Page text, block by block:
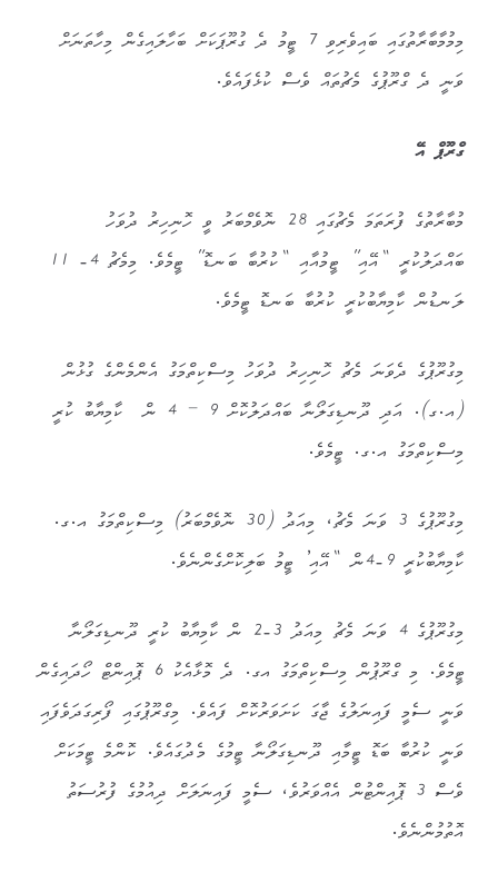
މިމުމާބާރާތުގައި ބައިވެރިވި 7 ޓީމު ދެ ގުރޫޕަކަށް ބަހާލައިގެން މިހާތަނަށް
ވަނީ ދެ ގްރޫޕުގެ މެޗުތައް ވެސް ކުޅެފައެވެ.
ގްރޫޕް އޭ
މުބާރާތުގެ ފުރަތަމަ މެޗުގައި 28 ނޮވެމްބަރު ވީ ހޮނިހިރު ދުވަހު
ބައްދަލުކުރީ “އޭއި” ޓީމުއާއި “ކުރުބާ ބަނޑޮ” ޓީމެވެ. މިމެޗު 4- 11
ލަނޑުން ކާމިޔާބުކުރީ ކުރުބާ ބަނޑޮ ޓީމެވެ.
މިގުރޫޕުގެ ދެވަނަ މެޗު ހޮނިހިރު ދުވަހު މިސްކިތްމަގު އެންމެންގެ ގުޅުން
(އ.ގ). އަދި ދޫނޑިގަލޯނާ ބައްދަލުކޮށް 9 – 4 ން ކާމިޔާބު ކުރީ
މިސްކިތްމަގު އ.ގ. ޓީމެވެ.
މިގުރޫޕުގެ 3 ވަނަ މެޗު، މިއަދު (30 ނޮވެމްބަރު) މިސްކިތްމަގު އ.ގ.
ކާމިޔާބުކުރީ 9-4ން “އޭއި’ ޓީމު ބަލިކޮށްގެންނެވެ.
މިގުރޫޕުގެ 4 ވަނަ މެޗު މިއަދު 3-2 ން ކާމިޔާބު ކުރީ ދޫނޑިގަލޯނާ
ޓީމެވެ. މި ގްރޫޕުން މިސްކިތްމަގު އގ. ދެ މޮޅާއެކު 6 ޕޮއިންޓް ހޯދައިގެން
ވަނީ ސެމީ ފައިނަލުގެ ޖާގަ ކަށަވަރުކޮށް ފައެވެ. މިގްރޫޕުގައި ފޯރިގަދަވެފައި
ވަނީ ކުރުބާ ބަޑޮ ޓީމާއި ދޫނޑިގަލޯނާ ޓީމުގެ މެދުގައެވެ. ކޮންމެ ޓީމަކަށް
ވެސް 3 ޕޮއިންޓުން އެއްވަރުވެ، ސެމީ ފައިނަލަށް ދިއުމުގެ ފުރުސަތު
އޮތުމުންނެވެ.